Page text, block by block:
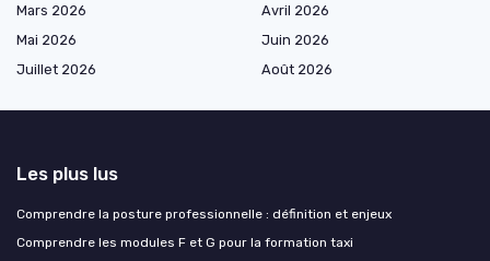
Mars 2026
Avril 2026
Mai 2026
Juin 2026
Juillet 2026
Août 2026
Les plus lus
Comprendre la posture professionnelle : définition et enjeux
Comprendre les modules F et G pour la formation taxi